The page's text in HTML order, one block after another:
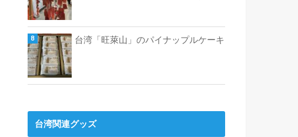
台湾「旺萊山」のパイナップルケーキ
台湾関連グッズ